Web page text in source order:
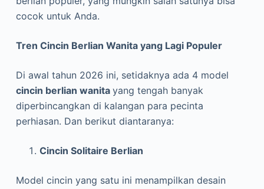
cocok untuk Anda.
Tren Cincin Berlian Wanita yang Lagi Populer
Di awal tahun 2026 ini, setidaknya ada 4 model
cincin berlian wanita yang tengah banyak
diperbincangkan di kalangan para pecinta
perhiasan. Dan berikut diantaranya:
Cincin Solitaire Berlian
Model cincin yang satu ini menampilkan desain